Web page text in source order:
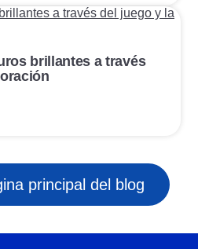
brillantes a través
principal del blog